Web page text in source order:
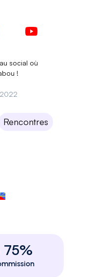
social où
!
Rencontres
75%